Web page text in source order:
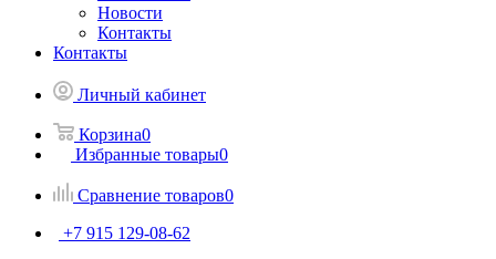
Новости
Контакты
Контакты
Личный кабинет
Корзина0
Избранные товары0
Сравнение товаров0
+7 915 129-08-62